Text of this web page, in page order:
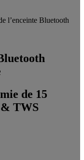
l’enceinte Bluetooth
de 15
& TWS